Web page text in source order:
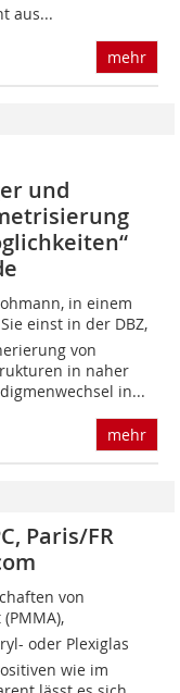
aus...
mehr
und
in einem
einst in der DBZ,
von
in naher
in...
mehr
Paris/FR
von

oder Plexiglas 
wie im